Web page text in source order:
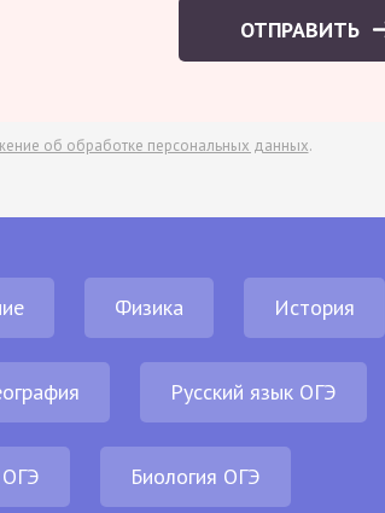
ОТПРАВИТЬ
об обработке персональных данных.
Физика История
Русский язык ОГЭ
Биология ОГЭ